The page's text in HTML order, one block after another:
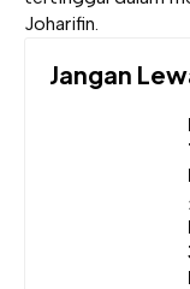
Joharifin.
Jangan